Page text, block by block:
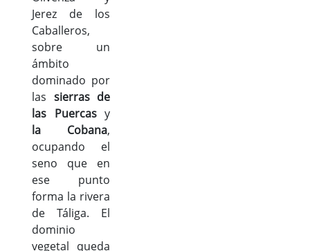
Fiestas
Turismo
Población
Archivo Municipal
Corporación
Correo-e gratis
Códigos para FACe
Jerez de los
Caballeros,
sobre un
ámbito
dominado por
las sierras de
las Puercasy
la Cobana,
ocupando el
seno que en
ese punto
forma la rivera
de Táliga. El
dominio
vegetal queda